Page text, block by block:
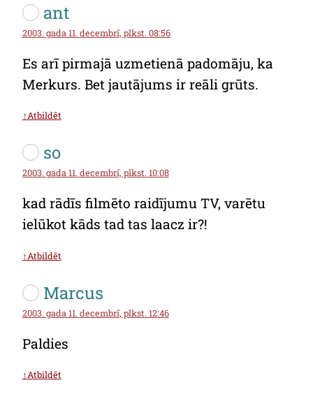
ant
2003. gada 11. decembrī, plkst. 08:56
Es arī pirmajā uzmetienā padomāju, ka
Merkurs. Bet jautājums ir reāli grūts.
↑Atbildēt
so
2003. gada 11. decembrī, plkst. 10:08
kad rādīs filmēto raidījumu TV, varētu
ielūkot kāds tad tas laacz ir?!
↑Atbildēt
Marcus
2003. gada 11. decembrī, plkst. 12:46
Paldies
↑Atbildēt